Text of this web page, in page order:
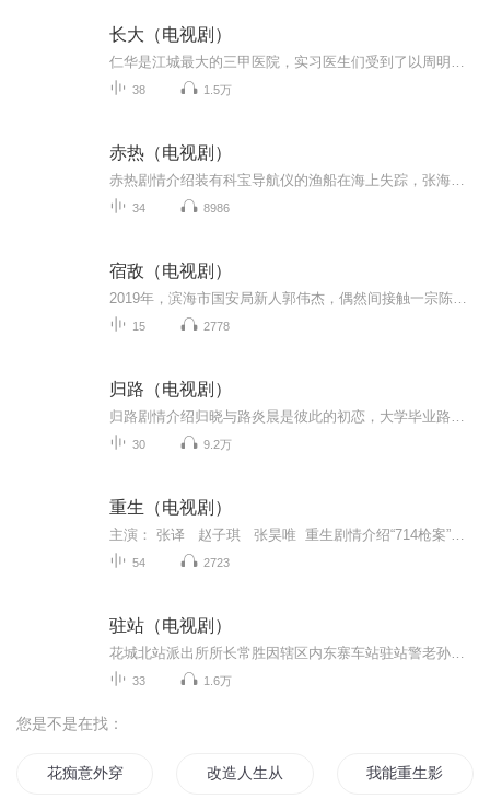
长大（电视剧）
38 1.5万
赤热（电视剧）
34 8986
宿敌（电视剧）
15 2778
归路（电视剧）
30 9.2万
重生（电视剧）
54 2723
驻站（电视剧）
33 1.6万
您是不是在找：
花痴意外穿越电视剧 改造人生从影视剧开始 我能重生影视剧